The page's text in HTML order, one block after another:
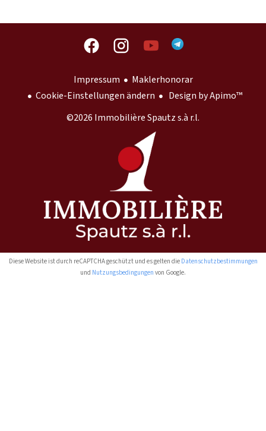
Impressum
Maklerhonorar
Cookie-Einstellungen ändern
Design byApimo™
©2026 Immobilière Spautz s.à r.l.
Diese Website ist durch reCAPTCHA geschützt und es gelten die Datenschutzbestimmungen
und Nutzungsbedingungen von Google.